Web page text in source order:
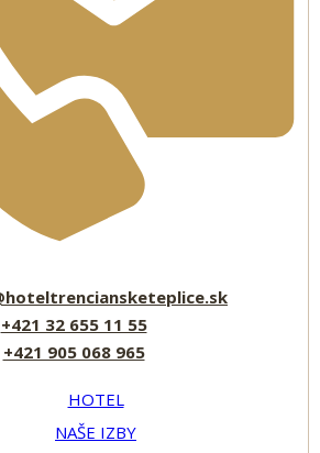
+421 32 655 11 55
+421 905 068 965
HOTEL
NAŠE IZBY